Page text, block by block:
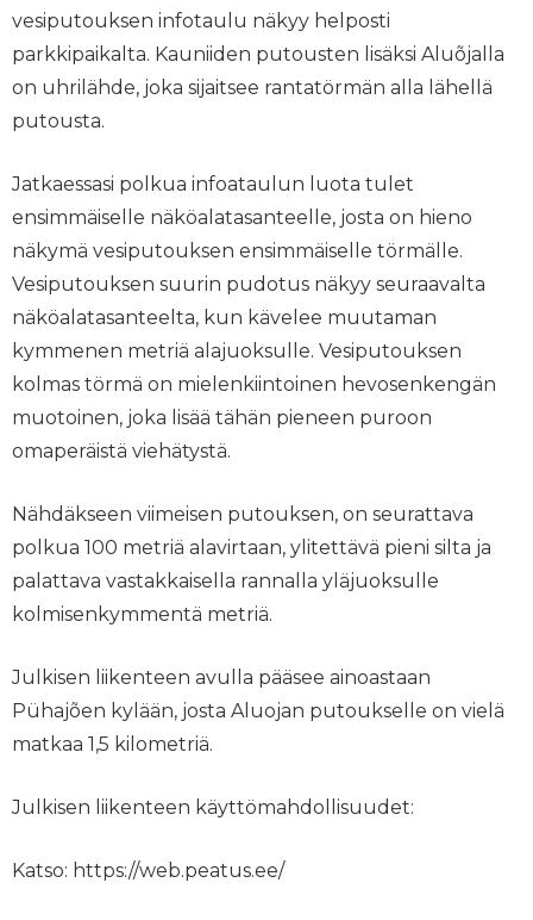
vesiputouksen infotaulu näkyy helposti
parkkipaikalta. Kauniiden putousten lisäksi Aluõjalla
on uhrilähde, joka sijaitsee rantatörmän alla lähellä
putousta.
Jatkaessasi polkua infoataulun luota tulet
ensimmäiselle näköalatasanteelle, josta on hieno
näkymä vesiputouksen ensimmäiselle törmälle.
Vesiputouksen suurin pudotus näkyy seuraavalta
näköalatasanteelta, kun kävelee muutaman
kymmenen metriä alajuoksulle. Vesiputouksen
kolmas törmä on mielenkiintoinen hevosenkengän
muotoinen, joka lisää tähän pieneen puroon
omaperäistä viehätystä.
Nähdäkseen viimeisen putouksen, on seurattava
polkua 100 metriä alavirtaan, ylitettävä pieni silta ja
palattava vastakkaisella rannalla yläjuoksulle
kolmisenkymmentä metriä.
Julkisen liikenteen avulla pääsee ainoastaan
Pühajõen kylään, josta Aluojan putoukselle on vielä
matkaa 1,5 kilometriä.
Julkisen liikenteen käyttömahdollisuudet:
Katso: https://web.peatus.ee/